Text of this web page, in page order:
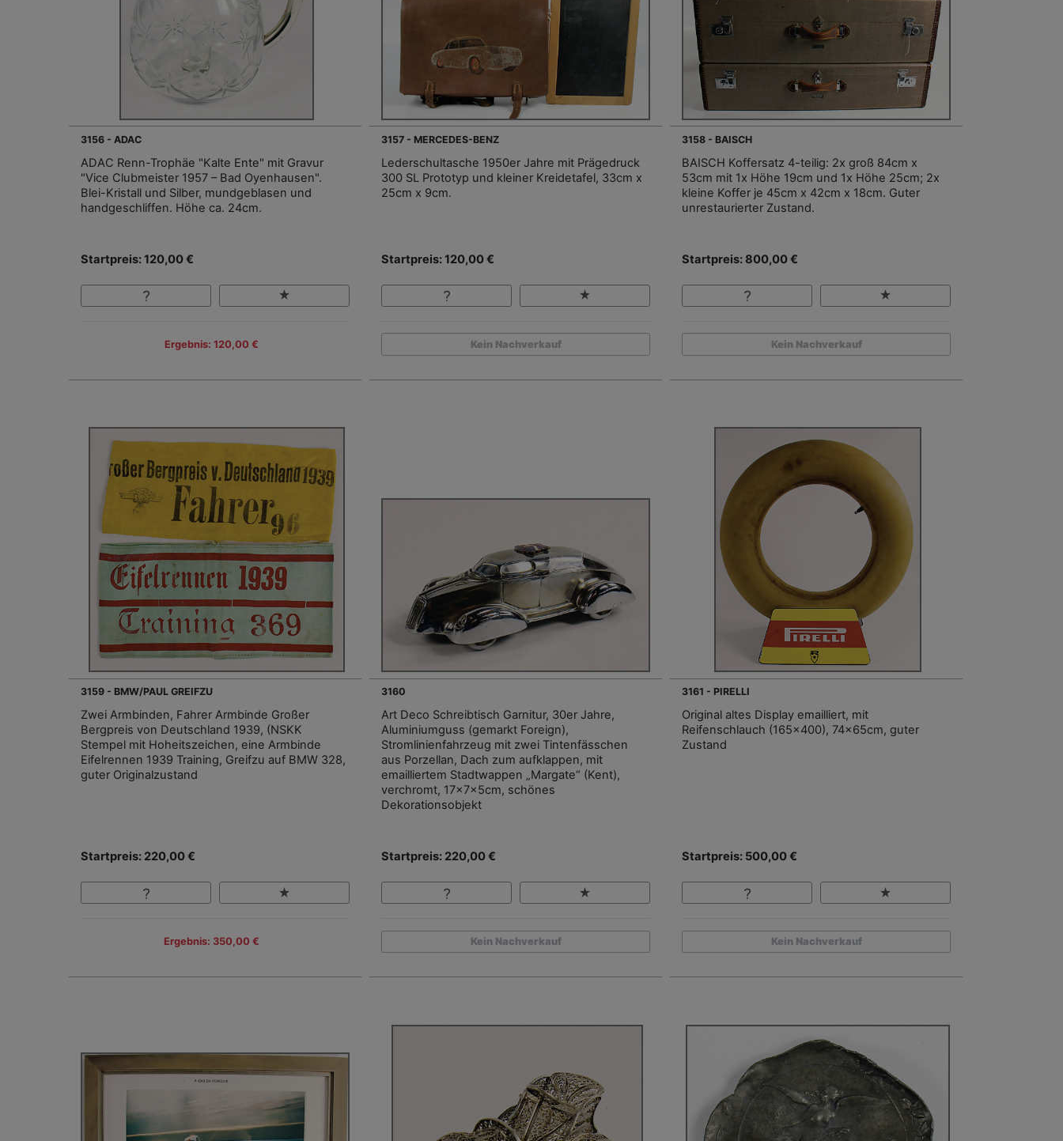
3156 - ADAC
ADAC Renn-Trophäe "Kalte Ente" mit Gravur
"Vice Clubmeister 1957 – Bad Oyenhausen".
Blei-Kristall und Silber, mundgeblasen und
handgeschliffen. Höhe ca. 24cm.
Startpreis: 120,00 €
Ergebnis: 120,00 €
3157 - MERCEDES-BENZ
Lederschultasche 1950er Jahre mit Prägedruck
300 SL Prototyp und kleiner Kreidetafel, 33cm x
25cm x 9cm.
Startpreis: 120,00 €
Kein Nachverkauf
3158 - BAISCH
BAISCH Koffersatz 4-teilig: 2x groß 84cm x
53cm mit 1x Höhe 19cm und 1x Höhe 25cm; 2x
kleine Koffer je 45cm x 42cm x 18cm. Guter
unrestaurierter Zustand.
Startpreis: 800,00 €
Kein Nachverkauf
3159 - BMW/PAUL GREIFZU
Zwei Armbinden, Fahrer Armbinde Großer
Bergpreis von Deutschland 1939, (NSKK
Stempel mit Hoheitszeichen, eine Armbinde
Eifelrennen 1939 Training, Greifzu auf BMW 328,
guter Originalzustand
Startpreis: 220,00 €
Ergebnis: 350,00 €
3160
Art Deco Schreibtisch Garnitur, 30er Jahre,
Aluminiumguss (gemarkt Foreign),
Stromlinienfahrzeug mit zwei Tintenfässchen
aus Porzellan, Dach zum aufklappen, mit
emailliertem Stadtwappen „Margate“ (Kent),
verchromt, 17x7x5cm, schönes
Dekorationsobjekt
Startpreis: 220,00 €
Kein Nachverkauf
3161 - PIRELLI
Original altes Display emailliert, mit
Reifenschlauch (165x400), 74x65cm, guter
Zustand
Startpreis: 500,00 €
Kein Nachverkauf